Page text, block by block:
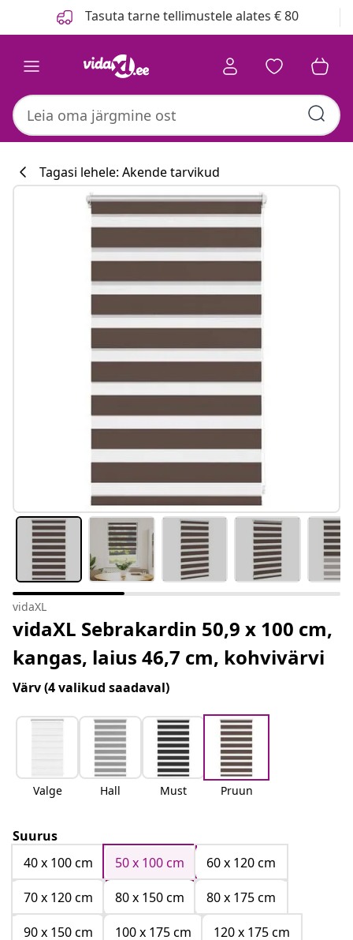
Tasuta tarne tellimustele alates € 80
Tagasi lehele: Akende tarvikud
vidaXL
vidaXL Sebrakardin 50,9 x 100 cm,
kangas, laius 46,7 cm, kohvivärvi
Värv(4 valikud saadaval)
Valge Hall Must Pruun
Suurus
40 x 100 cm
50 x 100 cm
60 x 120 cm
70 x 120 cm
80 x 150 cm
80 x 175 cm
90 x 150 cm
100 x 175 cm
120 x 175 cm